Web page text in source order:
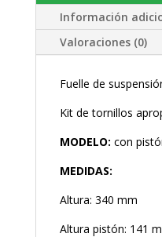
Información
Valoraciones (0)
Fuelle de
Kit de tornillos
MODELO: con
MEDIDAS:
Altura: 340 mm
Altura pistón: 141